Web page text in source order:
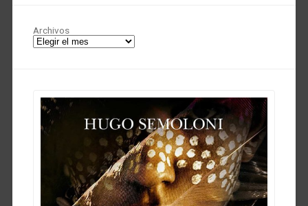
Archivos